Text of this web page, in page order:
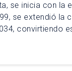
se inicia con la
se extendió
convirtiendo